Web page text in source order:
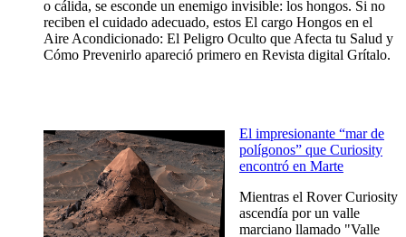
o cálida, se esconde un enemigo invisible: los hongos. Si no
reciben el cuidado adecuado, estos El cargo Hongos en el
Aire Acondicionado: El Peligro Oculto que Afecta tu Salud y
Cómo Prevenirlo apareció primero en Revista digital Grítalo.
El impresionante “mar de
polígonos” que Curiosity
encontró en Marte
Mientras el Rover Curiosity
ascendía por un valle
marciano llamado "Valle